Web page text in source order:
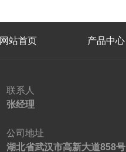
网站首页 产品中心
联系人
张经理
公司地址
湖北省武汉市高新大道858号